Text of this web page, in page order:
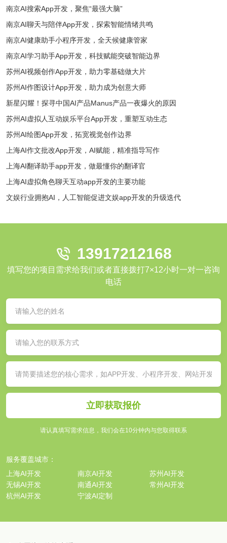
南京AI搜索App开发，聚焦“最强大脑”
南京AI聊天与陪伴App开发，探索智能情绪共鸣
南京AI健康助手小程序开发，全天候健康管家
南京AI学习助手App开发，科技赋能突破智能边界
苏州AI视频创作App开发，助力零基础做大片
苏州AI作图设计App开发，助力成为创意大师
新星闪耀！探寻中国AI产品Manus产品一夜爆火的原因
苏州AI虚拟人互动娱乐平台App开发，重塑互动生态
苏州AI绘图App开发，拓宽视觉创作边界
上海AI作文批改App开发，AI赋能，精准指导写作
上海AI翻译助手app开发，做最懂你的翻译官
上海AI虚拟角色聊天互动app开发的主要功能
文娱行业拥抱AI，人工智能促进文娱app开发的升级迭代
填写您的项目需求给我们或者直接拨打7×12小时一对一咨询
电话
13917212168
立即获取报价
请认真填写需求信息，我们会在10分钟内与您取得联系
服务覆盖城市：
上海AI开发
南京AI开发
苏州AI开发
无锡AI开发
南通AI开发
常州AI开发
杭州AI开发
宁波AI定制